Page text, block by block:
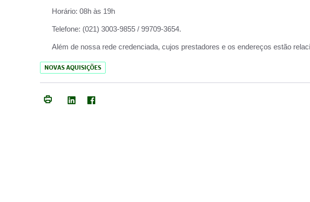
Horário: 08h às 19h
Telefone: (021) 3003-9855 / 99709-3654.
Além de nossa rede credenciada, cujos prestadores e os endereços estão
NOVAS AQUISIÇÕES